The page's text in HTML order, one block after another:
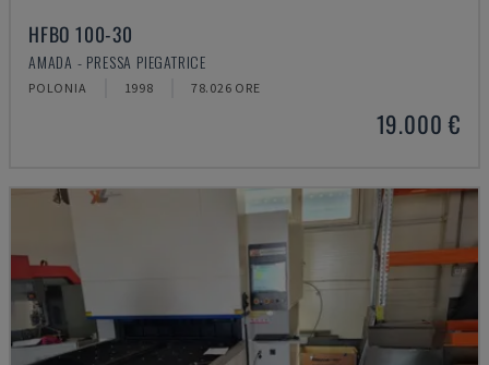
HFBO 100-30
AMADA - PRESSA PIEGATRICE
POLONIA 1998 78.026 ORE
19.000 €